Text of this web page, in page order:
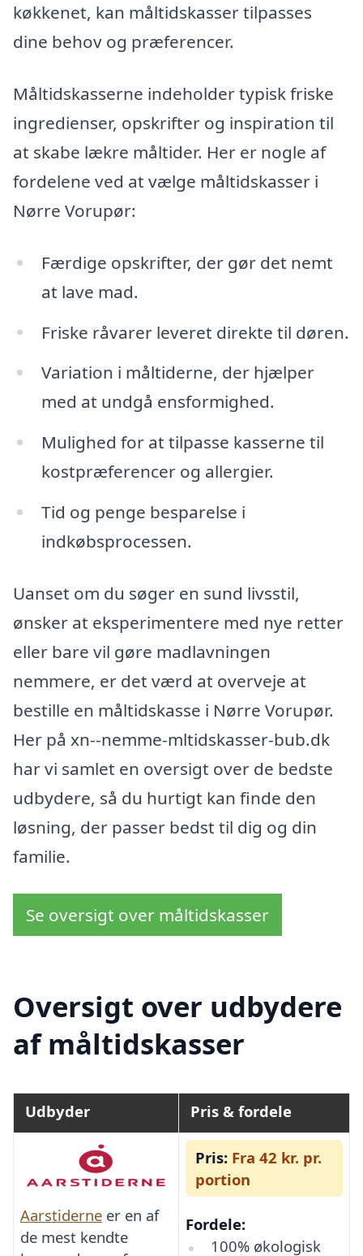
køkkenet, kan måltidskasser tilpasses
dine behov og præferencer.
Måltidskasserne indeholder typisk friske
ingredienser, opskrifter og inspiration til
at skabe lækre måltider. Her er nogle af
fordelene ved at vælge måltidskasser i
Nørre Vorupør:
Færdige opskrifter, der gør det nemt
at lave mad.
Friske råvarer leveret direkte til døren.
Variation i måltiderne, der hjælper
med at undgå ensformighed.
Mulighed for at tilpasse kasserne til
kostpræferencer og allergier.
Tid og penge besparelse i
indkøbsprocessen.
Uanset om du søger en sund livsstil,
ønsker at eksperimentere med nye retter
eller bare vil gøre madlavningen
nemmere, er det værd at overveje at
bestille en måltidskasse i Nørre Vorupør.
Her på xn--nemme-mltidskasser-bub.dk
har vi samlet en oversigt over de bedste
udbydere, så du hurtigt kan finde den
løsning, der passer bedst til dig og din
familie.
Se oversigt over måltidskasser
Oversigt over udbydere
af måltidskasser
Udbyder Pris & fordele
Aarstiderne er en af
de mest kendte
Pris: Fra 42 kr. pr.
portion
Fordele:
100% økologisk